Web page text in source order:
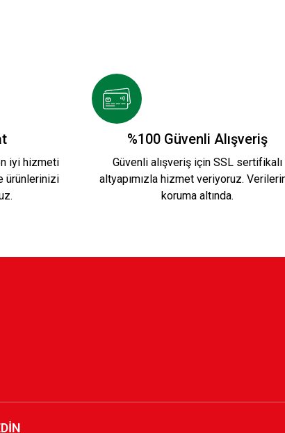
iyi hizmeti
ürünlerinizi
%100 Güvenli Alışveriş
Güvenli alışveriş için SSL sertifikalı
altyapımızla hizmet veriyoruz.
koruma altında.